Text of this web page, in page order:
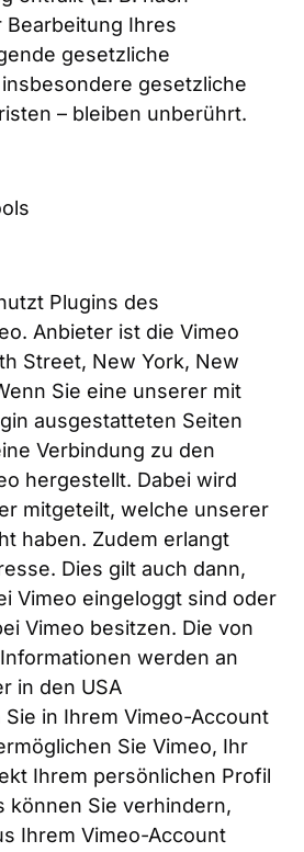
Ihres
gesetzliche
gesetzliche
– bleiben unberührt.
Plugins des
Anbieter ist die Vimeo
Street, New York, New
Sie eine unserer mit
ausgestatteten Seiten
Verbindung zu den
hergestellt. Dabei wird
mitgeteilt, welche unserer
haben. Zudem erlangt
Dies gilt auch dann,
Vimeo eingeloggt sind oder
Vimeo besitzen. Die von
werden an
in den USA
in Ihrem Vimeo-Account
Sie Vimeo, Ihr
Ihrem persönlichen Profil
können Sie verhindern,
Ihrem Vimeo-Account